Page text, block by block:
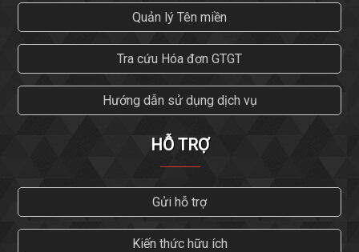
Quản lý Tên miền
Tra cứu Hóa đơn GTGT
Hướng dẫn sử dụng dịch vụ
HỖ TRỢ
Gửi hỗ trợ
Kiến thức hữu ích